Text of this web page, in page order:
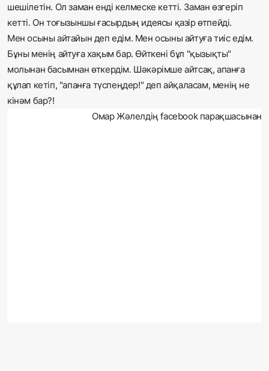
шешілетін. Ол заман енді келмеске кетті. Заман өзгеріп
кетті. Он тоғызыншы ғасырдың идеясы қазір өтпейді.
Мен осыны айтайын деп едім. Мен осыны айтуға тиіс едім.
Бұны менің айтуға хақым бар. Өйткені бұл "қызықты"
молынан басымнан өткердім. Шәкәрімше айтсақ, апанға
құлап кетіп, "апанға түспеңдер!" деп айқаласам, менің не
кінәм бар?!
Омар Жәлелдіңfacebookпaрaқшaсынан